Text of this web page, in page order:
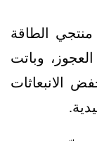
منتجي الطاقة
وباتت
الانبعاثات